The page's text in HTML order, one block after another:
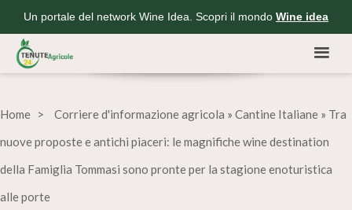
Un portale del network Wine Idea. Scopri il mondo Wine idea
Home Corriere d'informazione agricola » Cantine Italiane » Tra
nuove proposte e antichi piaceri: le magnifiche wine destination
della Famiglia Tommasi sono pronte per la stagione enoturistica
alle porte